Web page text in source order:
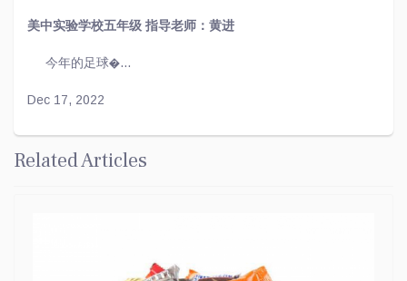
美中实验学校五年级 指导老师：黄进
今年的足球�...
Dec 17, 2022
Related Articles